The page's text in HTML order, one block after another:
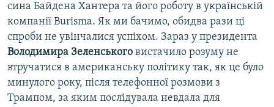
сина Байдена Хантера та його роботу в українській
компанії Burisma. Як ми бачимо, обидва рази ці
спроби не увінчалися успіхом. Зараз у президента
Володимира Зеленського вистачило розуму не
втручатися в американську політику так, як це було
минулого року, після телефонної розмови з
Трампом, за яким послідувала невдала для